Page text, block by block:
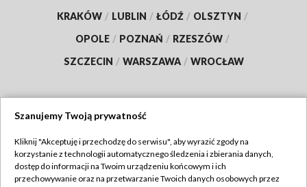
KRAKÓW / LUBLIN / ŁÓDŹ / OLSZTYN /
OPOLE / POZNAŃ / RZESZÓW /
SZCZECIN / WARSZAWA / WROCŁAW
TVP
Abonament TVP
Regulamin TVP
Szanujemy Twoją prywatność
Kliknij "Akceptuję i przechodzę do serwisu", aby wyrazić zgody na
korzystanie z technologii automatycznego śledzenia i zbierania danych,
dostęp do informacji na Twoim urządzeniu końcowym i ich
przechowywanie oraz na przetwarzanie Twoich danych osobowych przez